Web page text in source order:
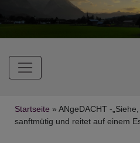
Hauptnavigation
Breadcrumb
Startseite
ANgeDACHT -
sanftmütig und reitet auf einem